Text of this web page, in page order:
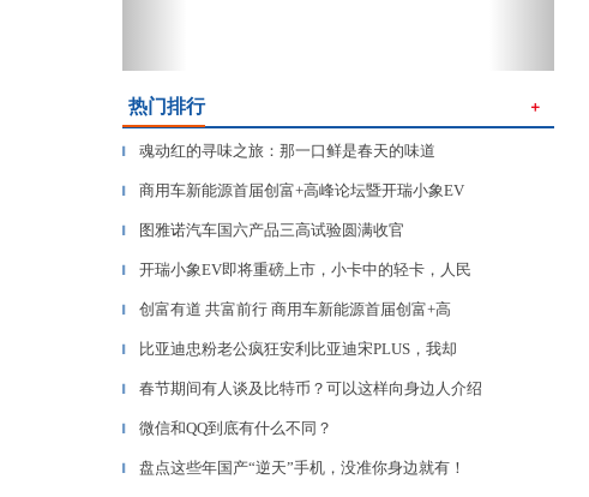
热门排行 ＋
▎ 魂动红的寻味之旅：那一口鲜是春天的味道
▎ 商用车新能源首届创富+高峰论坛暨开瑞小象EV
▎ 图雅诺汽车国六产品三高试验圆满收官
▎ 开瑞小象EV即将重磅上市，小卡中的轻卡，人民
▎ 创富有道 共富前行 商用车新能源首届创富+高
▎ 比亚迪忠粉老公疯狂安利比亚迪宋PLUS，我却
▎ 春节期间有人谈及比特币？可以这样向身边人介绍
▎ 微信和QQ到底有什么不同？
▎ 盘点这些年国产“逆天”手机，没准你身边就有！